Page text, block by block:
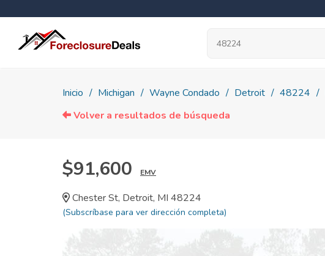
Inicio Michigan Wayne Condado Detroit 48224
Volver a resultados de búsqueda
$91,600 EMV
Chester St, Detroit, MI 48224
(Subscríbase para ver dirección completa)